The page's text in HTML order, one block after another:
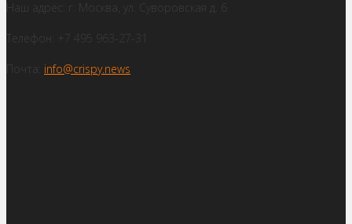
Наш адрес: г. Москва, ул. Суворовская д. 6
Телефон: +7 495 963-27-31
Почта: info@crispy.news